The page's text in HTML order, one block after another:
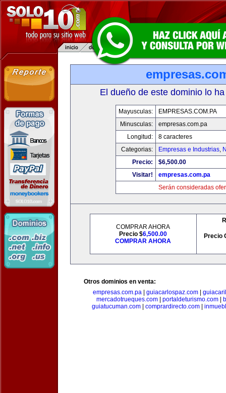
El dueño de este dominio lo
Mayusculas:
EMPRESAS.COM.PA
Minusculas:
empresas.com.pa
Longitud:
8 caracteres
Categorias:
Empresas e Industrias,
Precio:
$6,500.00
Visitar!
empresas.com.pa
Serán consideradas
COMPRAR AHORA
Precio $6,500.00
COMPRAR AHORA
Precio
Otros dominios en venta:
empresas.com.pa| guiacarlospaz.com|
mercadotrueques.com| portaldeturismo.com|
guiatucuman.com
comprardirecto.com